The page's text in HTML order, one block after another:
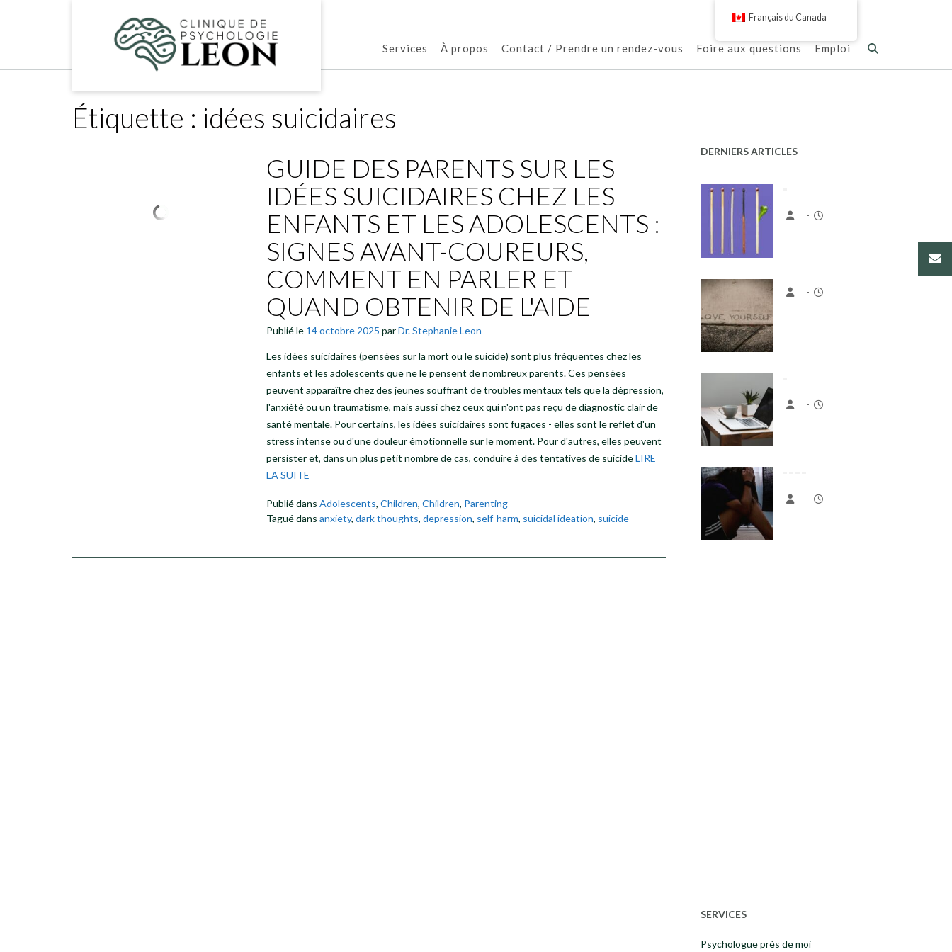
Services À propos Contact / Prendre un rendez-vous Foire aux questions Emploi
Étiquette : idées suicidaires
GUIDE DES PARENTS SUR LES
IDÉES SUICIDAIRES CHEZ LES
ENFANTS ET LES ADOLESCENTS :
SIGNES AVANT-COUREURS,
COMMENT EN PARLER ET
QUAND OBTENIR DE L'AIDE
Publié le 14 octobre 2025 parDr. Stephanie Leon
Les idées suicidaires (pensées sur la mort ou le suicide) sont plus fréquentes chez les
enfants et les adolescents que ne le pensent de nombreux parents. Ces pensées
peuvent apparaître chez des jeunes souffrant de troubles mentaux tels que la dépression,
l'anxiété ou un traumatisme, mais aussi chez ceux qui n'ont pas reçu de diagnostic clair de
santé mentale. Pour certains, les idées suicidaires sont fugaces - elles sont le reflet d'un
stress intense ou d'une douleur émotionnelle sur le moment. Pour d'autres, elles peuvent
persister et, dans un plus petit nombre de cas, conduire à des tentatives de suicideLIRE
LA SUITE
Publié dans Adolescents, Children, Children, Parenting
Tagué dans anxiety, dark thoughts, depression, self-harm, suicidal ideation, suicide
DERNIERS ARTICLES
-
-
-
-
SERVICES
Psychologue près de moi
Français du Canada